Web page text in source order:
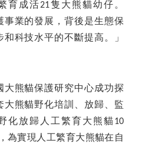
育成活21隻大熊貓幼仔。
事業的發展，背後是生態保
科技水平的不斷提高。」
大熊貓保護研究中心成功探
大熊貓野化培訓、放歸、監
化放歸人工繁育大熊貓10
為實現人工繁育大熊貓在自